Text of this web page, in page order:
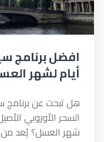
أيام لشهر
هل تبحث عن برنامج
السحر الأوروبي
شهر العسل؟ يُعد من